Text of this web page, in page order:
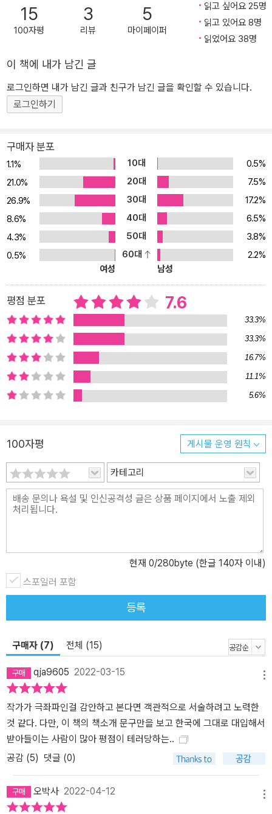
‘올바름 과시 행위’로 팔로워를 이끌며 정체성의 인정과 정치적 올바
름에 기반한 낙인과 숙청의 칼날을 휘두르는, 또 다른 면의 공격성을
표출하는 진영이 있었다. 이 책의 저자 앤절라 네이글은 문화정치비
평 격월간지 《배플러》, 미국 최대 극좌 성향 매거진 《자코뱅》, 이십
매체에 기고하며 좌파의 관점에서 우파와 리버럴의 문화정치학을 비
판하고 민주사회주의와 페미니즘의 접합을 도모하는 아일랜드계 미
의 관점에서 2010년대 격렬하게 벌어진 온라인 문화전쟁을 추적한
다. “한 세대의 정치적 감수성을 형성한 온라인 문화전쟁의 궤적을”
그림으로써 “컬트적이고 모호한 하위문화의 문화와 사상이 어떻게
일반 대중과 정치의 영역으로 주류화되었는지”를 이해하고자 시도한
이 책의 목표는 온라인에서 성장해 거리로 흘러나온 혐오주의 문화정
치에 대응할 방법을 새롭게 마련하자고 촉구하는 데 있다. 온라인의
젊은 극우주의자들과 ‘대안우파’의 관계 앤절라 네이글은 2000년대
이후 치열하게 벌어진 온라인 문화전쟁이 “1960년대나 1990년대의
문화전쟁과는 다르다”고 단언하며, 그 차이를 다음과 같이 서술한다.
“1960년대와 1990년대의 문화전쟁은 젊은 세대가 일으키는 문화적
세속화와 자유화의 물결을 문화적 보수주의로 무장한 기성세대가 가
로막으려는 전쟁이었다. 지금의 온라인 백래시에는 십 대 게이머, 스
와스티카[만자(卍) 모양]를 게시하는 익명의 일본 애니메이션 ‘덕후’,
아이로니컬한 〈사우스 파크(South Park)〉 보수주의자, 반페미니즘
테러리스트, 사이버 추행꾼, 밈을 만드는 트롤(troll) 등으로 구성된
기이한 전위부대가 동원된다.” (9쪽) 2000년대 이후 인터넷의 한구
석, 특정 집단의 하위문화 안에서 표출되던 혐오는 2016년 트럼프 당
되었고, 유튜브에는 각종 음모론과 반페미니즘, 반유대주의, 인종차
별주의와 주로 페미니스트를 겨냥한 인신공격성 콘텐츠가 넘쳐났다.
온라인을 중심으로 대안 미디어 제국을 건설한 ‘대안우파(alt-righ
t)’는 백인민족주의와 반페미니즘을 중심으로 온갖 증오의 메시지를
대량으로 흩뿌렸고, 이러한 메시지의 ‘얼굴’이자 그 자신이 곧 ‘밈’으로
ct)’를 운운하며 현실 세계에서까지 증폭되기 시작하자 주류 언론은
물론이고 트럼프의 경쟁 대선후보였던 힐러리 클린턴도 이들의 “개
탄스러움”을 말하며 직접적으로 대안우파를 호명하기에 이르렀다.
해 대표하는 게 ‘대안우파(alt-right)’라면, 마일로 이아노풀로스 같은
극우주의자들을 ‘알트라이트(alt-light)’로 구별한다. 저자가 보기에
장한 혐오 메시지를 끝없이 생산하고 공론장을 어지럽히는 트롤링의
장본인들이라는 점에서, 그것으로 대안우파가 ‘청년 집단’과 연결되도
록 만들고 결국은 주류로 부상하는 데 핵심적인 역할을 했다는 점에
서 이들을 대안우파 내의 주류 세력으로 설명한다. 저자가 이들에게
주목하는 이유는 새로운 온라인 우익의 현상이 그 자체로 위험하기
때문이기도 하지만, 정치적으로 진지한 목적을 가진 이들, 즉 트럼프
나 대안우파를 대표하는 스티브 배넌과 같은 인물들이 온라인의 젊은
극우주의자들을 “쓸모 있는 바보”로 이용하기 때문이다. ‘반도덕적
위반’과 ‘반문화적 전복’을 말하는 온라인의 극우주의자들 대안우파의
15
100자평
3
리뷰
5
마이페이퍼
읽고 싶어요 25명
읽고 있어요 8명
읽었어요 38명
이 책에 내가 남긴 글
로그인하면 내가 남긴 글과 친구가 남긴 글을 확인할 수 있습니다.
로그인하기
구매자 분포
1.1% 10대
0.5%
21.0%
20대
7.5%
26.9%
30대
17.2%
8.6%
40대
6.5%
4.3%
50대
3.8%
0.5%
60대
2.2%
여성
남성
평점 분포 7.6
33.3%
33.3%
16.7%
11.1%
5.6%
100자평 게시물 운영 원칙
카테고리
현재 0/280byte (한글 140자 이내)
스포일러 포함
등록
구매자 (7) 전체 (15)
qja9605 2022-03-15
작가가 극좌파인걸 감안하고 본다면 객관적으로 서술하려고 노력한
것 같다. 다만, 이 책의 책소개 문구만을 보고 한국에 그대로 대입해서
받아들이는 사람이 많아 평점이 테러당하는..
공감 (5) 댓글 (0)
오박사 2022-04-12